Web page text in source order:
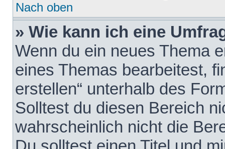
Nach oben
» Wie kann ich eine
Wenn du ein neues Thema
eines Themas bearbeitest,
erstellen“ unterhalb des
Solltest du diesen Bereich
wahrscheinlich nicht die